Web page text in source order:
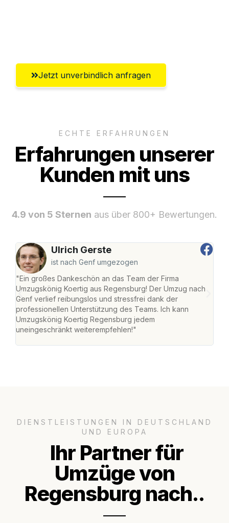
Jetzt unverbindlich anfragen
ECHTE ERFAHRUNGEN
Erfahrungen unserer
Kunden mit uns
4.9 von 5 Sternen aus über 800+ Bewertungen.
Ulrich Gerste
ist nach Genf umgezogen
"Ein großes Dankeschön an das Team der Firma
Umzugskönig Koertig aus Regensburg! Der Umzug nach
Genf verlief reibungslos und stressfrei dank der
professionellen Unterstützung des Teams. Ich kann
Umzugskönig Koertig Regensburg jedem
uneingeschränkt weiterempfehlen!"
DIENSTLEISTUNGEN IN DEUTSCHLAND
UND EUROPA
Ihr Partner für
Umzüge von
Regensburg nach..